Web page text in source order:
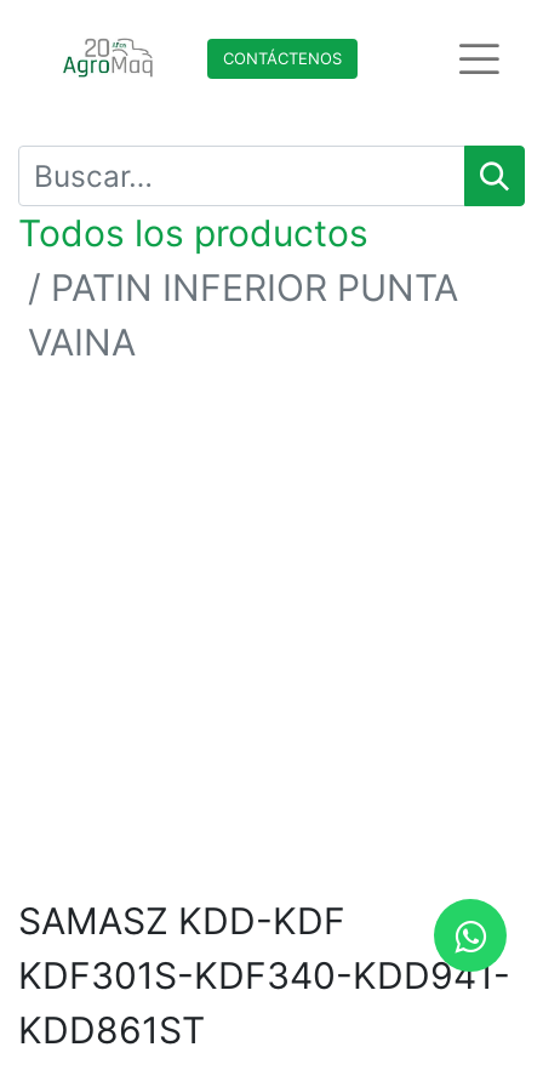
CONTÁCTENO​​​​S
Todos los productos
PATIN INFERIOR PUNTA
VAINA
SAMASZ KDD-KDF
KDF301S-KDF340-KDD941-
KDD861ST